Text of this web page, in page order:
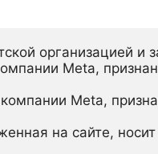
организацией и
Meta,
Meta,
на сайте,